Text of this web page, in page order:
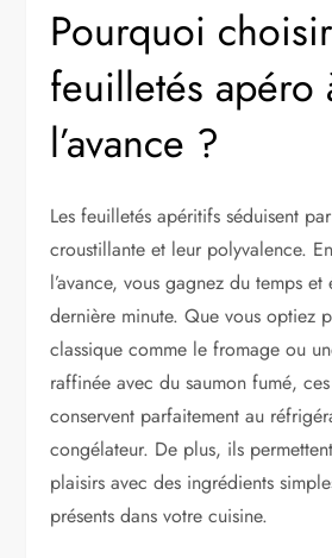
Pourquoi
feuilletés apéro
l’avance ?
Les feuilletés apéritifs séduisent
croustillante et leur polyvalence.
l’avance, vous gagnez du temps et
dernière minute. Que vous optiez
classique comme le fromage ou
raffinée avec du saumon fumé,
conservent parfaitement au
congélateur. De plus, ils
plaisirs avec des ingrédients
présents dans votre cuisine.